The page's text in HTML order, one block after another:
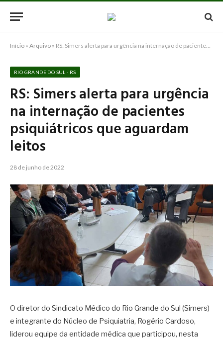
Início » Arquivo » RS: Simers alerta para urgência na internação de pacientes psiquiátricos que aguardam leitos
RIO GRANDE DO SUL - RS
RS: Simers alerta para urgência
na internação de pacientes
psiquiátricos que aguardam
leitos
28 de junho de 2022
O diretor do Sindicato Médico do Rio Grande do Sul (Simers)
e integrante do Núcleo de Psiquiatria, Rogério Cardoso,
liderou equipe da entidade médica que participou, nesta